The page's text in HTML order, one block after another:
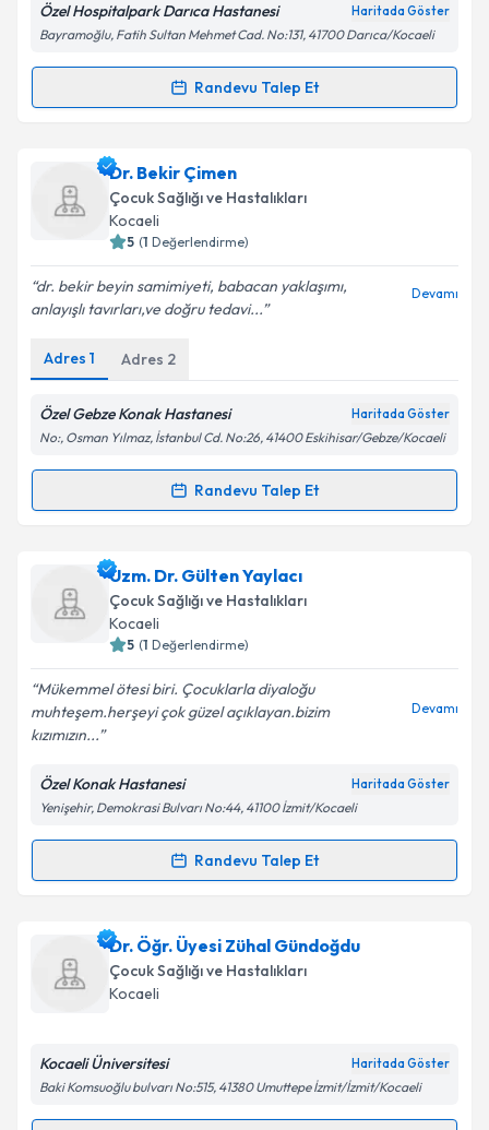
Kişisel verilerimin işlenmesine ilişkin
Metni'ni okudum ve kişisel verilerimin belirtilen
Takvim Talebini Gönder
Özel Hospitalpark Darıca Hastanesi Haritada Göster
Bayramoğlu, Fatih Sultan Mehmet Cad. No:131, 41700 Darıca/Kocaeli
Randevu Talep Et
Randevu Takvimi Talebi
Uzm. Dr. Murat Çetinkaya
talebi oluşturun. Size bu uzmandan randevu almanız
için bir takvim hazırlandığında e-posta ile
bilgilendireceğiz.
E-posta Adresiniz
Kişisel verilerimin işlenmesine ilişkinAydınlatma
Metni'ni okudum ve kişisel verilerimin belirtilen
kapsamda işlenmesini kabul ediyorum.
Takvim Talebini Gönder
Dr. Bekir Çimen
Çocuk Sağlığı ve Hastalıkları
Kocaeli
5 (1 Değerlendirme)
dr. bekir beyin samimiyeti, babacan yaklaşımı,
anlayışlı tavırları,ve doğru tedavi...
Devamı
Adres 1 Adres 2
Özel Gebze Konak Hastanesi Haritada Göster
No:, Osman Yılmaz, İstanbul Cd. No:26, 41400 Eskihisar/Gebze/Kocaeli
Randevu Talep Et
Randevu Takvimi Talebi
Dr. Bekir Çimeniçin randevu takvimi talebi oluşturun.
Size bu uzmandan randevu almanız için bir takvim
hazırlandığında e-posta ile bilgilendireceğiz.
Metni'ni okudum ve kişisel verilerimin belirtilen
kapsamda işlenmesini kabul ediyorum.
Takvim Talebini Gönder
Uzm. Dr. Gülten Yaylacı
Çocuk Sağlığı ve Hastalıkları
Kocaeli
5 (1 Değerlendirme)
Mükemmel ötesi biri. Çocuklarla diyaloğu
muhteşem.herşeyi çok güzel açıklayan.bizim
kızımızın...
Devamı
Özel Konak Hastanesi Haritada Göster
Yenişehir, Demokrasi Bulvarı No:44, 41100 İzmit/Kocaeli
Randevu Talep Et
Randevu Takvimi Talebi
Uzm. Dr. Gülten Yaylacıiçin randevu takvimi talebi
oluşturun. Size bu uzmandan randevu almanız için bir
takvim hazırlandığında e-posta ile bilgilendireceğiz.
Dr. Öğr. Üyesi Zühal Gündoğdu
Çocuk Sağlığı ve Hastalıkları
Kocaeli
Kocaeli Üniversitesi Haritada Göster
Baki Komsuoğlu bulvarı No:515, 41380 Umuttepe İzmit/İzmit/Kocaeli